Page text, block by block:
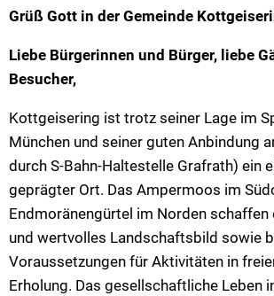
Grüß Gott in der Gemeinde
Liebe Bürgerinnen und Bürger, liebe
Besucher,
Kottgeisering ist trotz seiner Lage im
München und seiner guten Anbindung
durch S-Bahn-Haltestelle Grafrath) ein
geprägter Ort. Das Ampermoos im
Endmoränengürtel im Norden schaffen
und wertvolles Landschaftsbild sowie
Voraussetzungen für Aktivitäten in
Erholung. Das gesellschaftliche Leben